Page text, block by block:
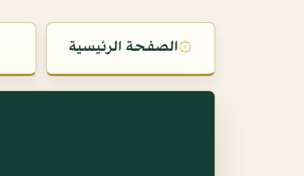
۞الصفحة الرئيسية